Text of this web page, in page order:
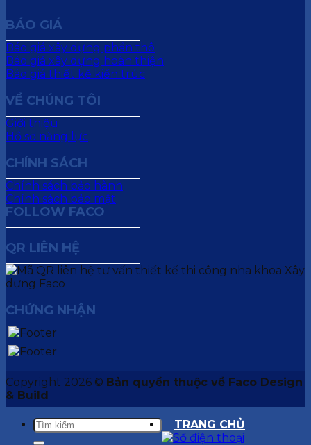
BÁO GIÁ
Báo giá xây dựng phần thô
Báo giá xây dựng hoàn thiện
Báo giá thiết kế kiến trúc
VỀ CHÚNG TÔI
Giới thiệu
Hồ sơ năng lực
CHÍNH SÁCH
Chính sách bảo hành
Chính sách bảo mật
FOLLOW FACO
QR LIÊN HỆ
CHỨNG NHẬN
Copyright 2026 © Bản quyền thuộc về Faco Design
& Build
TRANG CHỦ